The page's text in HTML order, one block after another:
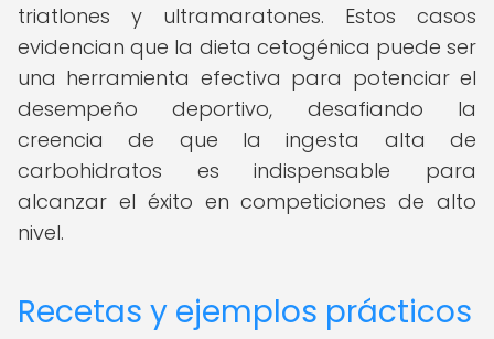
triatlones y ultramaratones. Estos casos
evidencian que la dieta cetogénica puede ser
una herramienta efectiva para potenciar el
desempeño deportivo, desafiando la
creencia de que la ingesta alta de
carbohidratos es indispensable para
alcanzar el éxito en competiciones de alto
nivel.
Recetas y ejemplos prácticos